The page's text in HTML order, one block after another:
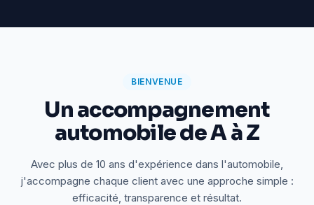
BIENVENUE
Un accompagnement
automobile de A à Z
Avec plus de 10 ans d'expérience dans l'automobile,
j'accompagne chaque client avec une approche simple :
efficacité, transparence et résultat.